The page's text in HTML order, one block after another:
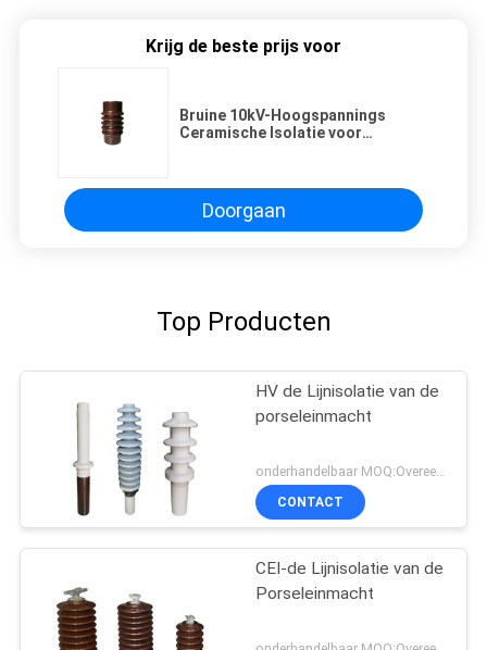
Krijg de beste prijs voor
Bruine 10kV-Hoogspannings
Ceramische Isolatie voor
Doorgaan
Top Producten
HV de Lijnisolatie van de
porseleinmacht
onderhandelbaar MOQ:Overeen te komen
CONTACT
CEI-de Lijnisolatie van de
Porseleinmacht